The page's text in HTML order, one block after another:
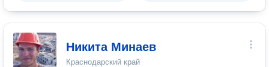
Никита Минаев
Краснодарский край